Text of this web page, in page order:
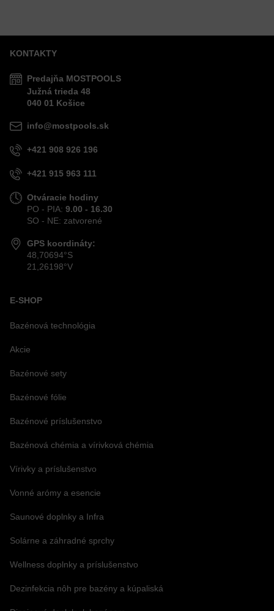
KONTAKTY
Predajňa MOSTPOOLS
Južná trieda 48
040 01 Košice
info@mostpools.sk
+421 908 926 196
+421 915 963 111
Otváracie hodiny
PO - PIA: 9.00 - 16.30
SO - NE: zatvorené
GPS koordináty:
48,70694°S
21,26198°V
E-SHOP
Bazénová technológia
Akcie
Bazénové sety
Bazénové fólie
Bazénové príslušenstvo
Bazénová chémia a vírivková chémia
Vírivky a príslušenstvo
Vonné arómy a esencie
Saunové doplnky a Infra
Solárne a záhradné sprchy
Wellness doplnky a príslušenstvo
Dezinfekcia nôh pre bazény a kúpaliská